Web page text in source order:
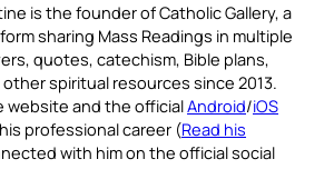
is the founder of Catholic Gallery, a
sharing Mass Readings in multiple
quotes, catechism, Bible plans,
spiritual resources since 2013.
website and the officialAndroid/iOS
professional career (Read his
with him on the official social